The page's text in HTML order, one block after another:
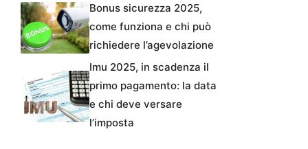
Bonus sicurezza 2025,
come funziona e chi può
richiedere l’agevolazione
Imu 2025, in scadenza il
primo pagamento: la data
e chi deve versare
l’imposta